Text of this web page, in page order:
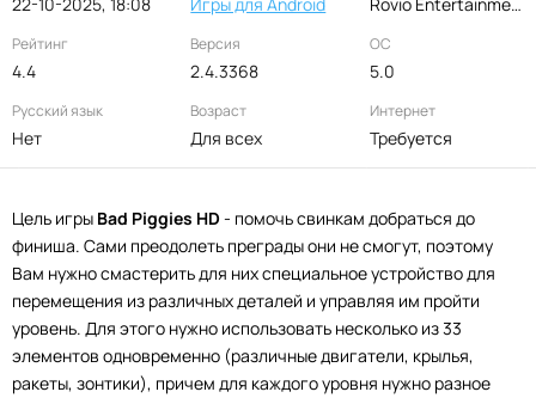
Рейтинг
4.4
Версия
2.4.3368
ОС
5.0
Русский язык
Нет
Возраст
Для всех
Интернет
Требуется
Цель игры Bad Piggies HD - помочь свинкам добраться до
финиша. Сами преодолеть преграды они не смогут, поэтому
Вам нужно смастерить для них специальное устройство для
перемещения из различных деталей и управляя им пройти
уровень. Для этого нужно использовать несколько из 33
элементов одновременно (различные двигатели, крылья,
ракеты, зонтики), причем для каждого уровня нужно разное